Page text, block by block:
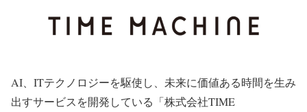
AI、ITテクノロジーを駆使し、未来に価値ある時間を生み
出すサービスを開発している「株式会社TIME